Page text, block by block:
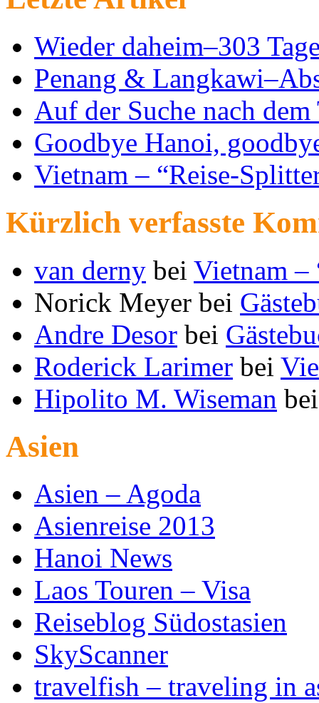
Wieder daheim–303
Penang &
Auf der Suche nach
Goodbye Hanoi,
Vietnam – “Reise-
Kürzlich verfasste
van derny bei Vietnam –
Norick Meyer bei
Andre Desor bei
Roderick Larimer bei
Hipolito M. Wiseman
Asien
Asien – Agoda
Asienreise 2013
Hanoi News
Laos Touren – Visa
Reiseblog Südostasien
SkyScanner
travelfish – traveling in